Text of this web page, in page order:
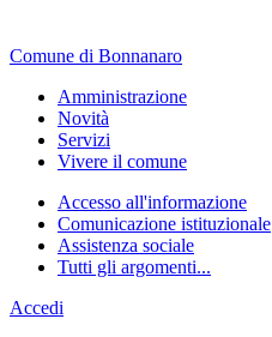
Comune di Bonnanaro
Amministrazione
Novità
Servizi
Vivere il comune
Accesso all'informazione
Comunicazione istituzionale
Assistenza sociale
Tutti gli argomenti...
Accedi